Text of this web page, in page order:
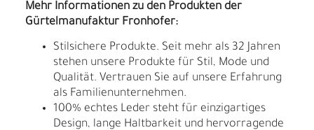
Mehr Informationen zu den Produkten der
Gürtelmanufaktur Fronhofer:
Stilsichere Produkte. Seit mehr als 32 Jahren
stehen unsere Produkte für Stil, Mode und
Qualität. Vertrauen Sie auf unsere Erfahrung
als Familienunternehmen.
100% echtes Leder steht für einzigartiges
Design, lange Haltbarkeit und hervorragende